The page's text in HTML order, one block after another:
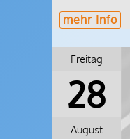
mehr Info
Freitag
28
August